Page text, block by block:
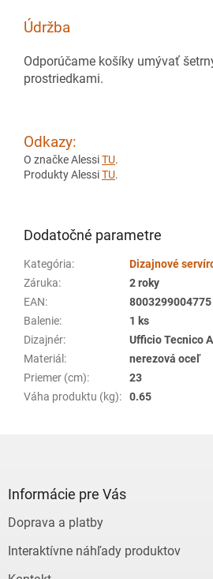
Údržba
Odporúčame košíky umývať
prostriedkami.
Odkazy:
O značke AlessiTU.
Produkty AlessiTU.
Dodatočné parametre
Kategória:
Dizajnové
Záruka:
2 roky
EAN:
8003299004775
Balenie:
1 ks
Dizajnér:
Ufficio Tecnico
Materiál :
nerezová oceľ
Priemer (cm):
23
Váha produktu (kg): 0.65
Informácie pre Vás
Doprava a platby
Interaktívne náhľady produktov